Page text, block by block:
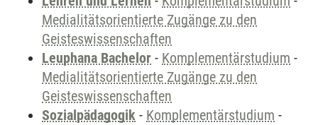
Medialitätsorientierte Zugänge zu den
Geisteswissenschaften
Leuphana Bachelor - Komplementärstudium -
Medialitätsorientierte Zugänge zu den
Geisteswissenschaften
Sozialpädagogik - Komplementärstudium -